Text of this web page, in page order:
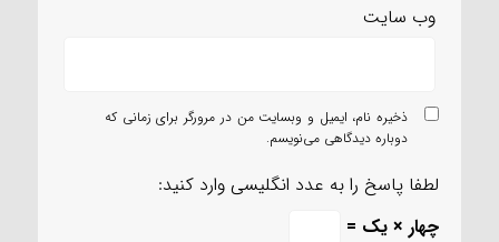
وب‌ سایت
ذخیره نام، ایمیل و وبسایت من در مرورگر برای زمانی که
دوباره دیدگاهی می‌نویسم.
لطفا پاسخ را به عدد انگلیسی وارد کنید:
چهار × یک =